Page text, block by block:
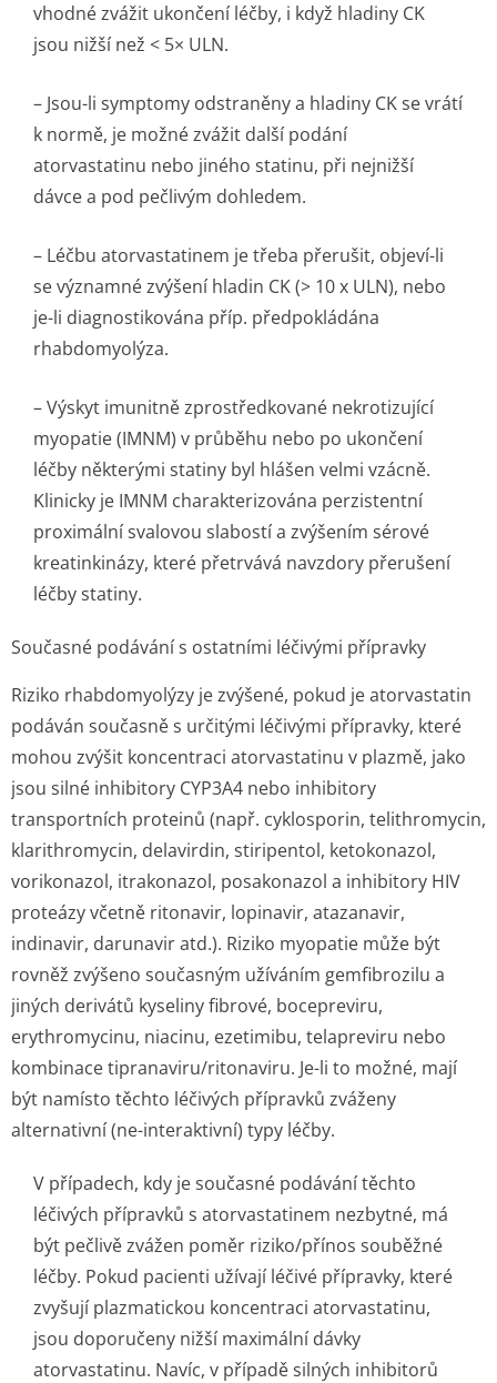
vhodné zvážit ukončení léčby, i když hladiny CK
jsou nižší než < 5× ULN.
– Jsou-li symptomy odstraněny a hladiny CK se vrátí
k normě, je možné zvážit další podání
atorvastatinu nebo jiného statinu, při nejnižší
dávce a pod pečlivým dohledem.
– Léčbu atorvastatinem je třeba přerušit, objeví-li
se významné zvýšení hladin CK (> 10 x ULN), nebo
je-li diagnostikována příp. předpokládána
rhabdomyolýza.
– Výskyt imunitně zprostředkované nekrotizující
myopatie (IMNM) v průběhu nebo po ukončení
léčby některými statiny byl hlášen velmi vzácně.
Klinicky je IMNM charakterizována perzistentní
proximální svalovou slabostí a zvýšením sérové
kreatinkinázy, které přetrvává navzdory přerušení
léčby statiny.
Současné podávání s ostatními léčivými přípravky
Riziko rhabdomyolýzy je zvýšené, pokud je atorvastatin
podáván současně s určitými léčivými přípravky, které
mohou zvýšit koncentraci atorvastatinu v plazmě, jako
jsou silné inhibitory CYP3A4 nebo inhibitory
transportních proteinů (např. cyklosporin, telithromycin,
klarithromycin, delavirdin, stiripentol, ketokonazol,
vorikonazol, itrakonazol, posakonazol a inhibitory HIV
proteázy včetně ritonavir, lopinavir, atazanavir,
indinavir, darunavir atd.). Riziko myopatie může být
rovněž zvýšeno současným užíváním gemfibrozilu a
jiných derivátů kyseliny fibrové, bocepreviru,
erythromycinu, niacinu, ezetimibu, telapreviru nebo
kombinace tipranaviru/ri­tonaviru. Je-li to možné, mají
být namísto těchto léčivých přípravků zváženy
alternativní (ne-interaktivní) typy léčby.
V případech, kdy je současné podávání těchto
léčivých přípravků s atorvastatinem nezbytné, má
být pečlivě zvážen poměr riziko/přínos souběžné
léčby. Pokud pacienti užívají léčivé přípravky, které
zvyšují plazmatickou koncentraci atorvastatinu,
jsou doporučeny nižší maximální dávky
atorvastatinu. Navíc, v případě silných inhibitorů